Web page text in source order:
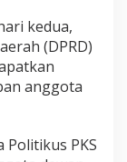
kedua,
(DPRD)
anggota
Politikus PKS